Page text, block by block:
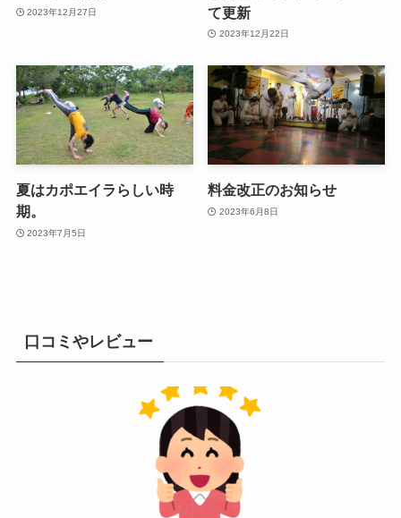
2023年12月27日
て更新
2023年12月22日
夏はカポエイラらしい時
期。
2023年7月5日
料金改正のお知らせ
2023年6月8日
口コミやレビュー